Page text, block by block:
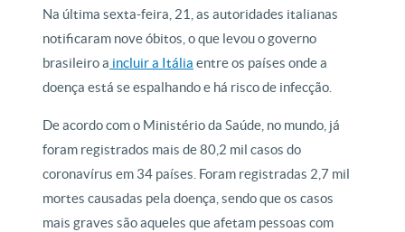
Na última sexta-feira, 21, as autoridades italianas
notificaram nove óbitos, o que levou o governo
brasileiro a incluir a Itália entre os países onde a
doença está se espalhando e há risco de infecção.
De acordo com o Ministério da Saúde, no mundo, já
foram registrados mais de 80,2 mil casos do
coronavírus em 34 países. Foram registradas 2,7 mil
mortes causadas pela doença, sendo que os casos
mais graves são aqueles que afetam pessoas com